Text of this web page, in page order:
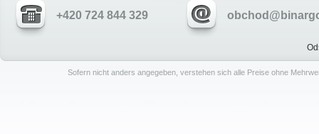
+420 724 844 329
Sofern nicht anders angegeben, verstehen sich alle Preise ohne